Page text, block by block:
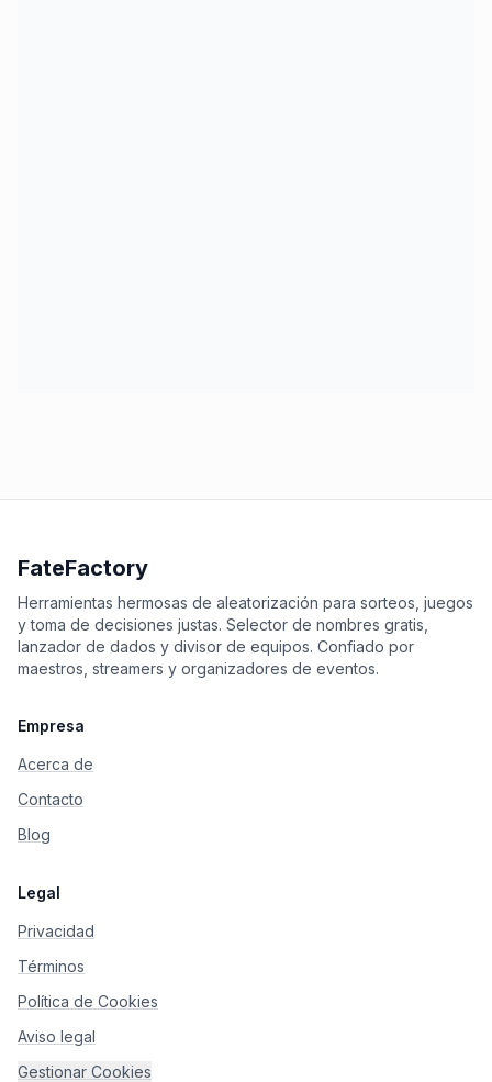
FateFactory
Herramientas hermosas de aleatorización para sorteos, juegos
y toma de decisiones justas. Selector de nombres gratis,
lanzador de dados y divisor de equipos. Confiado por
maestros, streamers y organizadores de eventos.
Empresa
Acerca de
Contacto
Blog
Legal
Privacidad
Términos
Política de Cookies
Aviso legal
Gestionar Cookies